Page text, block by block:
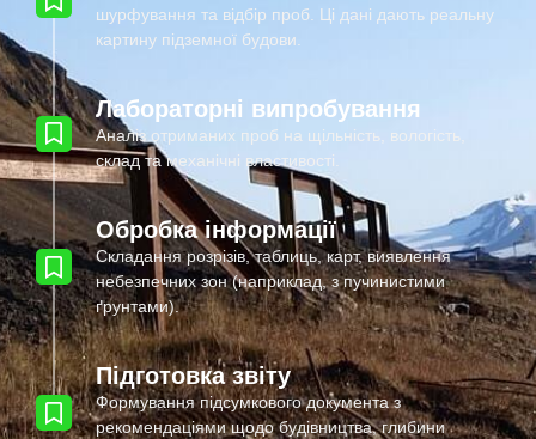
шурфування та відбір проб. Ці дані дають реальну
картину підземної будови.
Лабораторні випробування
Аналіз отриманих проб на щільність, вологість,
склад та механічні властивості.
Обробка інформації
Складання розрізів, таблиць, карт, виявлення
небезпечних зон (наприклад, з пучинистими
ґрунтами).
Підготовка звіту
Формування підсумкового документа з
рекомендаціями щодо будівництва, глибини